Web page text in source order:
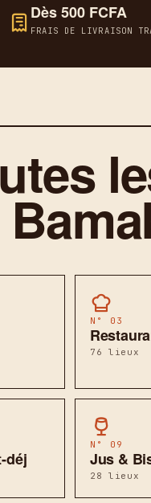
Dès 500 FCFA
FRAIS DE LIVRAISON
N° 03
76 lieux
déj
N° 09
Jus &
28 lieux